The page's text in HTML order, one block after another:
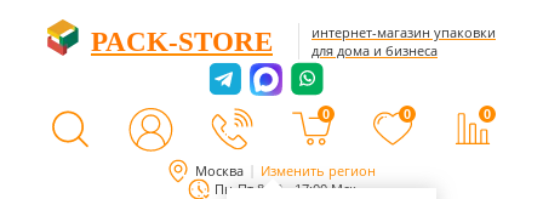
Москва Изменить регион
Пн-Пт 8:00 - 17:00 Мск
PACK-STORE
интернет-магазин упаковки
для дома и бизнеса
0 0 0